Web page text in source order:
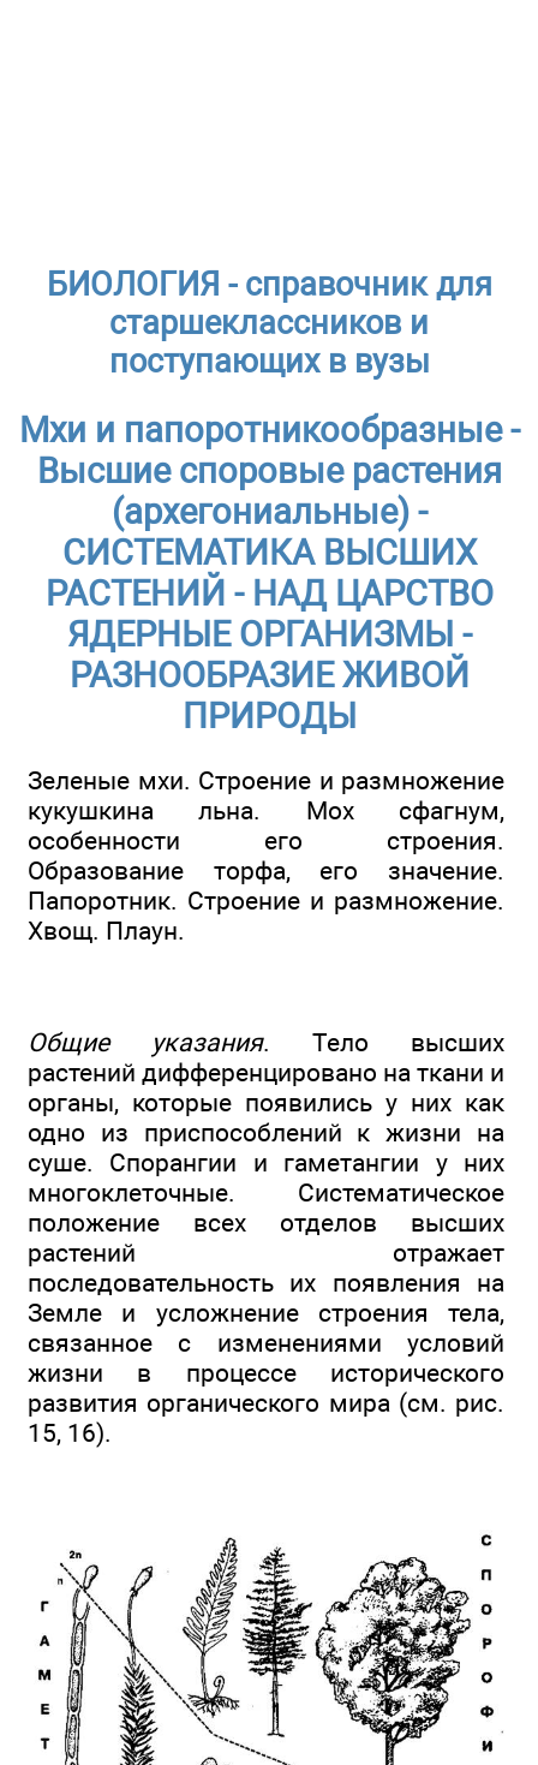
БИОЛОГИЯ - справочник для
старшеклассников и
поступающих в вузы
Мхи и папоротникообразные -
Высшие споровые растения
(архегониальные) -
СИСТЕМАТИКА ВЫСШИХ
РАСТЕНИЙ - НАД ЦАРСТВО
ЯДЕРНЫЕ ОРГАНИЗМЫ -
РАЗНООБРАЗИЕ ЖИВОЙ
ПРИРОДЫ
Зеленые мхи. Строение и размножение
кукушкина льна. Мох сфагнум,
особенности его строения.
Образование торфа, его значение.
Папоротник. Строение и размножение.
Хвощ. Плаун.
Общие указания. Тело высших
растений дифференцировано на ткани и
органы, которые появились у них как
одно из приспособлений к жизни на
суше. Спорангии и гаметангии у них
многоклеточные. Систематическое
положение всех отделов высших
растений отражает
последовательность их появления на
Земле и усложнение строения тела,
связанное с изменениями условий
жизни в процессе исторического
развития органического мира (см. рис.
15, 16).